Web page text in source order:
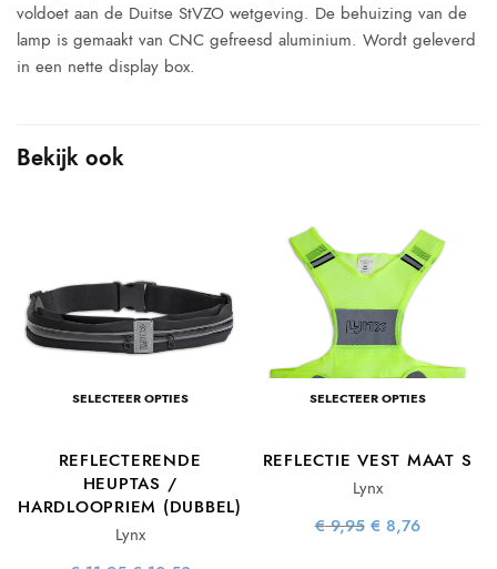
voldoet aan de Duitse StVZO wetgeving. De behuizing van de
lamp is gemaakt van CNC gefreesd aluminium. Wordt geleverd
in een nette display box.
Bekijk ook
SELECTEER OPTIES
REFLECTERENDE
HEUPTAS /
HARDLOOPRIEM (DUBBEL)
Lynx
SELECTEER OPTIES
REFLECTIE VEST MAAT S
Lynx
€9,95 Oorspronkelijke
prijs was:
€ 8,76Huidige